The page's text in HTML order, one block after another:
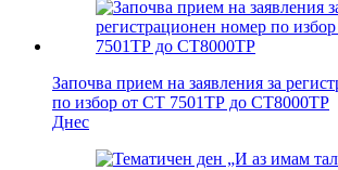
Започва прием на заявления за
по избор от СТ 7501ТР до СТ8000ТР
Днес